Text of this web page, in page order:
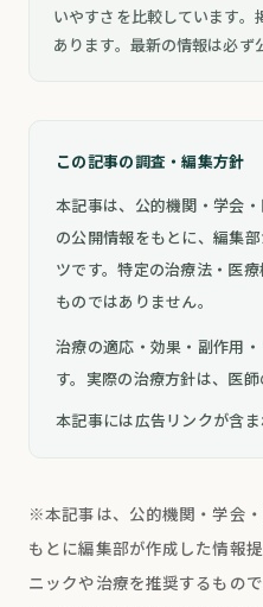
いやすさを比較しています
あります。最新の情報は必ず
この記事の調査・編集方針
本記事は、公的機関・学会
の公開情報をもとに、編集
ツです。特定の治療法・医
ものではありません。
治療の適応・効果・副作用
す。実際の治療方針は、医
本記事には広告リンクが含ま
※本記事は、公的機関・学会
もとに編集部が作成した情報
ニックや治療を推奨するもの